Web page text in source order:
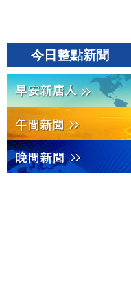
今日整點新聞